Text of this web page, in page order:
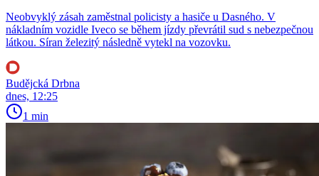
Neobvyklý zásah zaměstnal policisty a hasiče u Dasného. V
nákladním vozidle Iveco se během jízdy převrátil sud s nebezpečnou
látkou. Síran železitý následně vytekl na vozovku.
Budějcká Drbna
dnes, 12:25
1 min